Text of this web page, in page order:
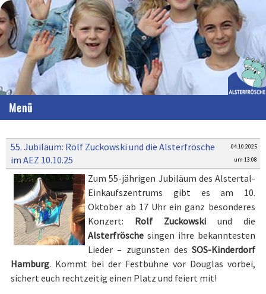
Menü
55. Jubiläum: Rolf Zuckowski und die Alsterfrösche
im AEZ 10.10.25
04.10.2025
um 13:08
​​​​​​​Zum 55-jährigen Jubiläum des Alstertal-
Einkaufszentrums gibt es am 10.
Oktober ab 17 Uhr ein ganz besonderes
Konzert: Rolf Zuckowski und die
Alsterfrösche singen ihre bekanntesten
Lieder – zugunsten des SOS-Kinderdorf
Hamburg. Kommt bei der Festbühne vor Douglas vorbei,
sichert euch rechtzeitig einen Platz und feiert mit!